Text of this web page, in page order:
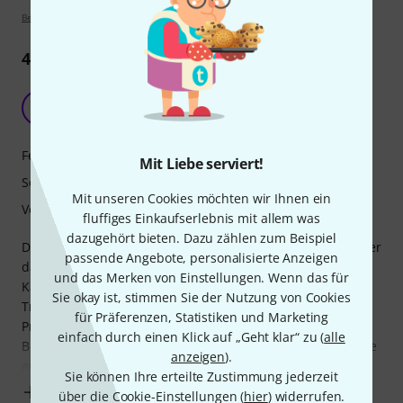
Mit Liebe serviert!
Mit unseren Cookies möchten wir Ihnen ein
fluffiges Einkaufserlebnis mit allem was
dazugehört bieten. Dazu zählen zum Beispiel
passende Angebote, personalisierte Anzeigen
und das Merken von Einstellungen. Wenn das für
Sie okay ist, stimmen Sie der Nutzung von Cookies
für Präferenzen, Statistiken und Marketing
einfach durch einen Klick auf „Geht klar“ zu (alle
anzeigen).
Sie können Ihre erteilte Zustimmung jederzeit
über die Cookie-Einstellungen (hier) widerrufen.
Bewertungsrichtlinien
4Rezensionen
Sehr Gute All-in-One Lösung
Basti Boodle 03.05.2022
Das Zylia Ambisonic Microfon ist top verarbeitet und mit der
dazugehörigen Software einfach zu bedienen. Die
Kalibration und Aufnahme und das initiale Mixing der
Tracks erfolgt ausschließlich über Zylia Software. Im
Produktpaket waren keine License Keys enthalten. Bei der
Bestellung solltest du deshalb ein bis zwei zusätzliche Tage
auf die Lieferung rechnen, bis du
Mehr anzeigen
Features
Sound
Verarbeitung